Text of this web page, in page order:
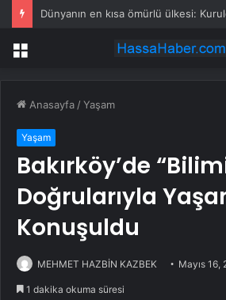
Menü
Anasayfa /Yaşam
Yaşam
Bakırköy’de
Doğrularıyla
Konuşuldu
MEHMET HAZBİN KAZBEK Mayıs 16,
1 dakika okuma süresi